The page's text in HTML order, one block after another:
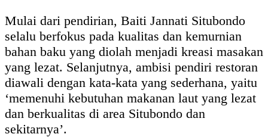
Mulai dari pendirian, Baiti Jannati Situbondo
selalu berfokus pada kualitas dan kemurnian
bahan baku yang diolah menjadi kreasi masakan
yang lezat. Selanjutnya, ambisi pendiri restoran
diawali dengan kata-kata yang sederhana, yaitu
‘memenuhi kebutuhan makanan laut yang lezat
dan berkualitas di area Situbondo dan
sekitarnya’.